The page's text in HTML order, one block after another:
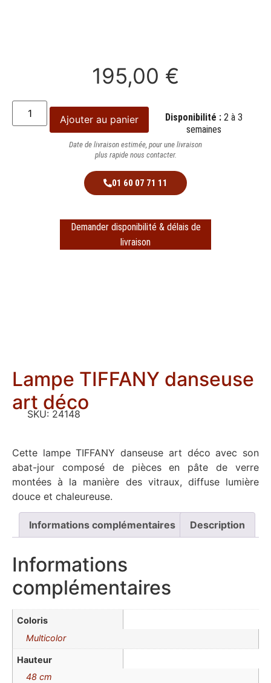
195,00 €
Ajouter au panier Disponibilité : 2 à 3
semaines
Date de livraison estimée, pour une livraison
plus rapide nous contacter.
01 60 07 71 11
Demander disponibilité & délais de
livraison
Lampe TIFFANY danseuse
art déco
SKU: 24148
Cette lampe TIFFANY danseuse art déco avec son
abat-jour composé de pièces en pâte de verre
montées à la manière des vitraux, diffuse lumière
douce et chaleureuse.
Informations complémentaires Description
Informations
complémentaires
Coloris
Multicolor
Hauteur
48 cm